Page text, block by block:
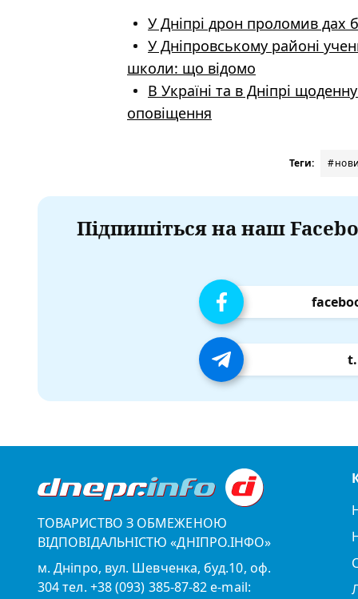
У Дніпрі дрон проломив дах
У Дніпровському районі
школи: що відомо
В Україні та в Дніпрі
оповіщення
Теги:
Підпишіться на наш
ТОВАРИСТВО З ОБМЕЖЕНОЮ
ВІДПОВІДАЛЬНІСТЮ «ДНІПРО.ІНФО»
м. Дніпро, вул. Шевченка, буд.10, оф.
304 тел. +38 (093) 385-87-82 e-mail: